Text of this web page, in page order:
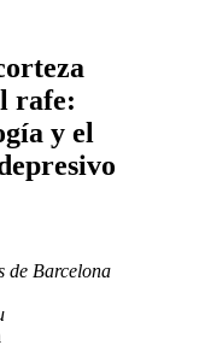
rafe:
y el
de Barcelona